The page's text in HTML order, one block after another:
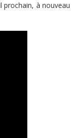
prochain, à nouveau